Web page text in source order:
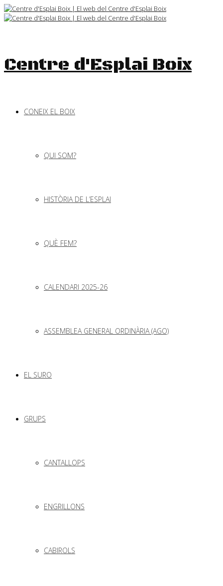
Skip
to
Centre d'Esplai Boix
CONEIX EL BOIX
QUI SOM?
HISTÒRIA DE L’ESPLAI
QUÈ FEM?
CALENDARI 2025-26
ASSEMBLEA GENERAL ORDINÀRIA (AGO)
EL SURO
GRUPS
CANTALLOPS
ENGRILLONS
CABIROLS